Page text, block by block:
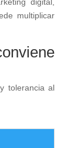
multiplicar
tolerancia al